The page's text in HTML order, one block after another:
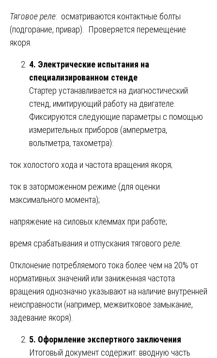
Тяговое реле: осматриваются контактные болты
(подгорание, привар). Проверяется перемещение
якоря.
4. Электрические испытания на
специализированном стенде
Стартер устанавливается на диагностический
стенд, имитирующий работу на двигателе.
Фиксируются следующие параметры с помощью
измерительных приборов (амперметра,
вольтметра, тахометра):
ток холостого хода и частота вращения якоря;
ток в заторможенном режиме (для оценки
максимального момента);
напряжение на силовых клеммах при работе;
время срабатывания и отпускания тягового реле.
Отклонение потребляемого тока более чем на 20% от
нормативных значений или заниженная частота
вращения однозначно указывают на наличие внутренней
неисправности (например, межвитковое замыкание,
задевание якоря).
5. Оформление экспертного заключения
Итоговый документ содержит: вводную часть